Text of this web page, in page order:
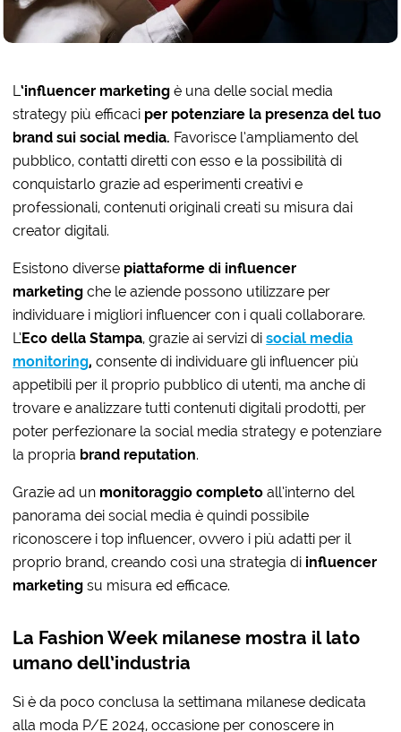
L‘influencer marketing è una delle social media
strategy più efficaci per potenziare la presenza del tuo
brand sui social media. Favorisce l’ampliamento del
pubblico, contatti diretti con esso e la possibilità di
conquistarlo grazie ad esperimenti creativi e
professionali, contenuti originali creati su misura dai
creator digitali.
Esistono diverse piattaforme di influencer
marketing che le aziende possono utilizzare per
individuare i migliori influencer con i quali collaborare.
L’Eco della Stampa, grazie ai servizi di social media
monitoring,consente di individuare gli influencer più
appetibili per il proprio pubblico di utenti, ma anche di
trovare e analizzare tutti contenuti digitali prodotti, per
poter perfezionare la social media strategy e potenziare
la propria brand reputation.
Grazie ad un monitoraggio completo all’interno del
panorama dei social media è quindi possibile
riconoscere i top influencer, ovvero i più adatti per il
proprio brand, creando così una strategia di influencer
marketingsu misura ed efficace.
La Fashion Week milanese mostra il lato
umano dell’industria
Sì è da poco conclusa la settimana milanese dedicata
alla moda P/E 2024, occasione per conoscere in